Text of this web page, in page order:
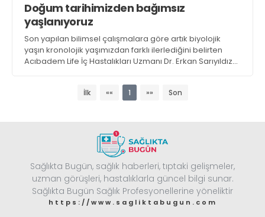
Doğum tarihimizden bağımsız
yaşlanıyoruz
Son yapılan bilimsel çalışmalara göre artık biyolojik
yaşın kronolojik yaşımızdan farklı ilerlediğini belirten
Acıbadem Life İç Hastalıkları Uzmanı Dr. Erkan Sarıyıldız
Yaşam tarzı müdahaleleriyle biyolojik yaşın
yavaşlatılabildiği, hatta bazı durumlarda geriye
İlk «« 1 »» Son
Sağlıkta Bugün, sağlık haberleri, tıptaki gelişmeler,
uzman görüşleri, hastalıklarla güncel bilgi sunar.
Sağlıkta Bugün Sağlık Profesyonellerine yöneliktir
https://www.sagliktabugun.com
GÖZ HASTALIKLARI
GASTROENTEROLOJİ
ÇOCUK SAĞLIĞI VE HASTALIKLARI
GENEL CERRAHİ
SENDİKALAR
DERMATOLOJİ
ENDOKRİNOLOJİ
NÖROLOJİ
ORTOPEDİ VE TRAVMATOLOJİ
Web TV Galeri
sagliktabugun@gmail.com